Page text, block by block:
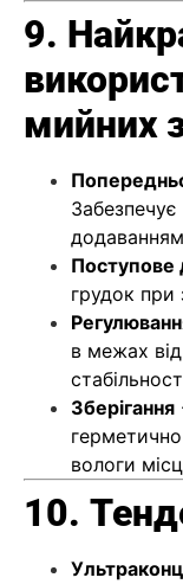
9.
мийних
Поступове
грудок при
в межах
Зберігання
вологи
10.